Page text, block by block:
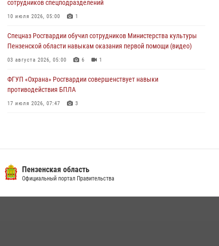
Росгвардейцы Пензенской области отмечают 35-летие дежурной
03 августа 2026, 05:15
сотрудников спецподразделений
10 июля 2026, 05:00 1
Спецназ Росгвардии обучил сотрудников Министерства культуры
Пензенской области навыкам оказания первой помощи (видео)
03 августа 2026, 05:00 6 1
ФГУП «Охрана» Росгвардии совершенствует навыки
противодействия БПЛА
17 июля 2026, 07:47 3
Пензенский спецназ Росгвардии готовит студентов к окружному
этапу «Зарницы 2.0» (видео)
Пензенская область
Официальный портал Правительства